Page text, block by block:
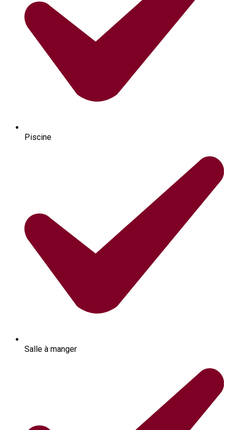
Piscine
Salle à manger